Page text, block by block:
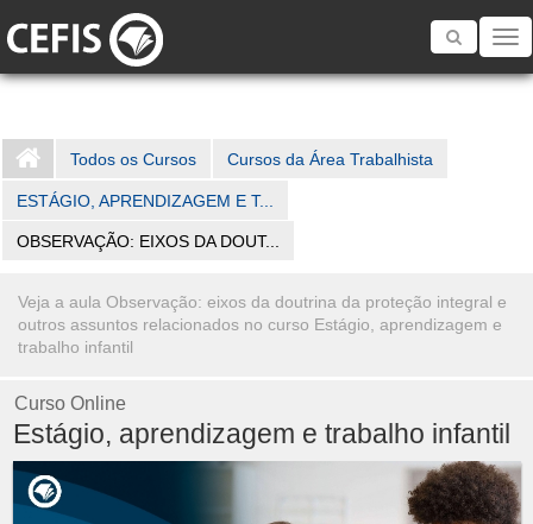
Toggle
Todos os Cursos Cursos da Área Trabalhista
ESTÁGIO, APRENDIZAGEM E T...
OBSERVAÇÃO: EIXOS DA DOUT...
Veja a aula Observação: eixos da doutrina da proteção integral e
outros assuntos relacionados no curso Estágio, aprendizagem e
trabalho infantil
Curso Online
Estágio, aprendizagem e trabalho infantil